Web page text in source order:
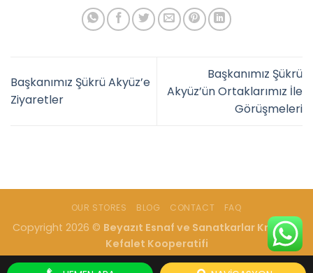
Başkanımız Şükrü Akyüz’e
Ziyaretler
Başkanımız Şükrü
Akyüz’ün Ortaklarımız İle
Görüşmeleri
OUR STORES BLOG CONTACT FAQ
Copyright 2026 © Beyazıt Esnaf ve Sanatkarlar Kredi ve
Kefalet Kooperatifi